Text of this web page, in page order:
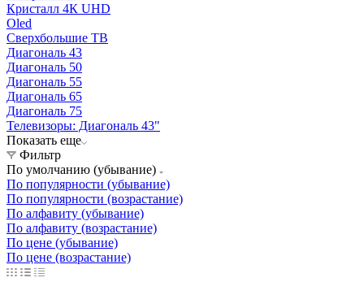
Кристалл 4К UHD
Oled
Cверхбольшие ТВ
Диагональ 43
Диагональ 50
Диагональ 55
Диагональ 65
Диагональ 75
Телевизоры: Диагональ 43"
Показать еще
Фильтр
По умолчанию (убывание)
По популярности (убывание)
По популярности (возрастание)
По алфавиту (убывание)
По алфавиту (возрастание)
По цене (убывание)
По цене (возрастание)